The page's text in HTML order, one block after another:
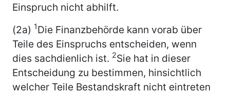
Einspruch nicht abhilft.
(2a) 1Die Finanzbehörde kann vorab über
Teile des Einspruchs entscheiden, wenn
dies sachdienlich ist. 2Sie hat in dieser
Entscheidung zu bestimmen, hinsichtlich
welcher Teile Bestandskraft nicht eintreten